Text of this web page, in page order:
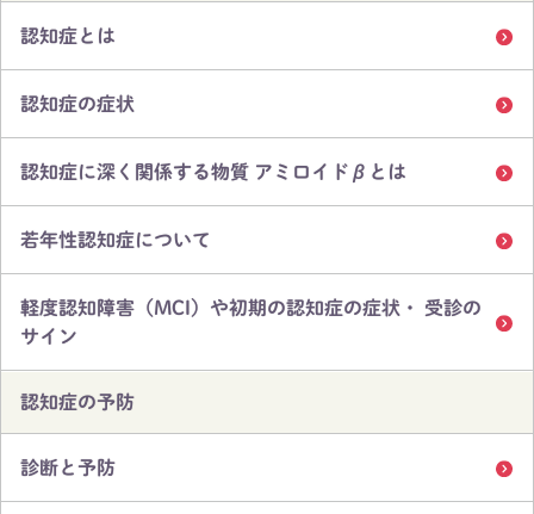
認知症とは
認知症の症状
認知症に深く関係する物質 アミロイドβとは
若年性認知症について
軽度認知障害（MCI）や初期の認知症の症状・ 受診の
サイン
認知症の予防
診断と予防